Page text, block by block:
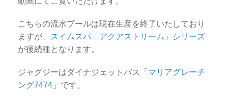
こちらの流水プールは現在生産を終了いたしており
ますが、
スイムスパ「アクアストリーム」シリーズ
が後続種となります。
ジャグジーはダイナジェットバス「 マリアグレーチ
ング7474 」です。